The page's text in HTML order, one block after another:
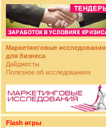
Маркетинговые исследования
для бизнеса
Дайджесты
Полезное об исследованиях
Flash игры